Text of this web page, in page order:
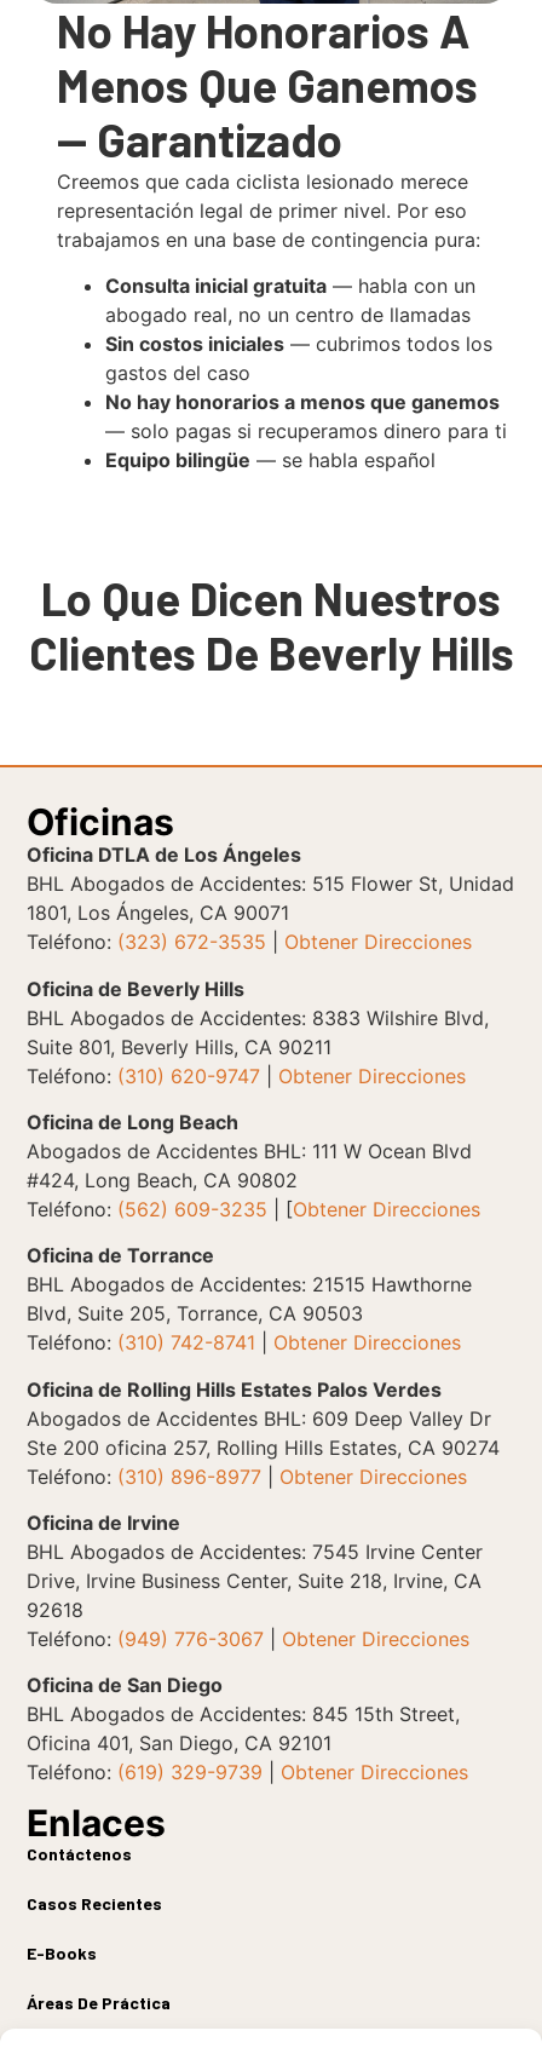
No Hay Honorarios A
Menos Que Ganemos
— Garantizado
Creemos que cada ciclista lesionado merece
representación legal de primer nivel. Por eso
trabajamos en una base de contingencia pura:
Consulta inicial gratuita— habla con un
abogado real, no un centro de llamadas
Sin costos iniciales— cubrimos todos los
gastos del caso
No hay honorarios a menos que ganemos
— solo pagas si recuperamos dinero para ti
Equipo bilingüe — se habla español
Lo Que Dicen Nuestros
Clientes De Beverly Hills
Oficinas
Oficina DTLA de Los Ángeles
BHL Abogados de Accidentes: 515 Flower St, Unidad
1801, Los Ángeles, CA 90071
Teléfono: (323) 672-3535
Obtener Direcciones
Oficina de Beverly Hills
BHL Abogados de Accidentes: 8383 Wilshire Blvd,
Suite 801, Beverly Hills, CA 90211
Teléfono: (310) 620-9747
Obtener Direcciones
Oficina de Long Beach
Abogados de Accidentes BHL: 111 W Ocean Blvd
#424, Long Beach, CA 90802
Teléfono: (562) 609-3235 | [Obtener Direcciones
Oficina de Torrance
BHL Abogados de Accidentes: 21515 Hawthorne
Blvd, Suite 205, Torrance, CA 90503
Teléfono: (310) 742-8741
Obtener Direcciones
Oficina de Rolling Hills Estates Palos Verdes
Abogados de Accidentes BHL: 609 Deep Valley Dr
Ste 200 oficina 257, Rolling Hills Estates, CA 90274
Teléfono: (310) 896-8977
Obtener Direcciones
Oficina de Irvine
BHL Abogados de Accidentes: 7545 Irvine Center
Drive, Irvine Business Center, Suite 218, Irvine, CA
92618
Teléfono: (949) 776-3067
Obtener Direcciones
Oficina de San Diego
BHL Abogados de Accidentes: 845 15th Street,
Oficina 401, San Diego, CA 92101
Teléfono: (619) 329-9739 Obtener Direcciones
Enlaces
Contáctenos
Casos Recientes
E-Books
Áreas De Práctica